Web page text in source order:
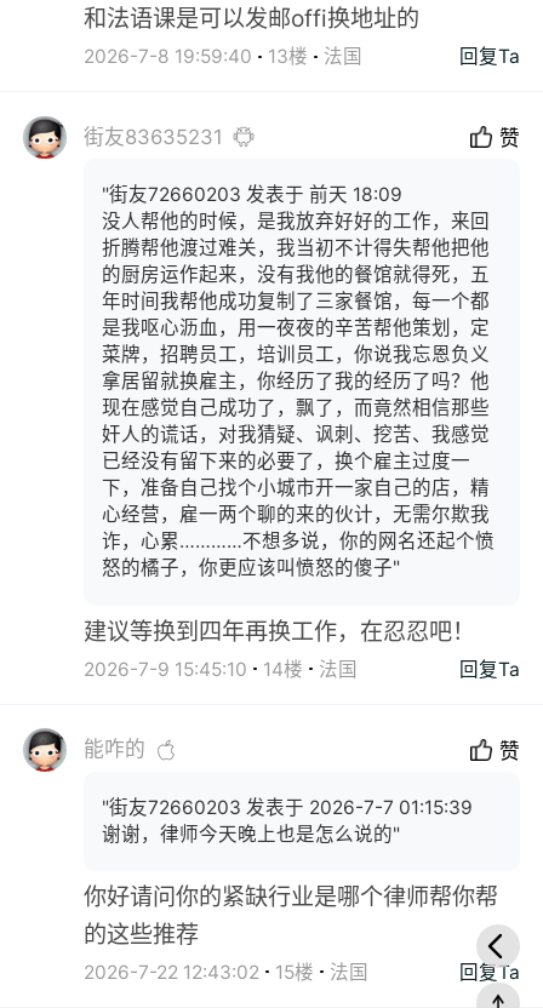
和法语课是可以发邮offi换地址的
2026-7-8 19:59:40 13楼 法国 回复Ta
街友83635231 赞
"街友72660203 发表于 前天 18:09
没人帮他的时候，是我放弃好好的工作，来回
折腾帮他渡过难关，我当初不计得失帮他把他
的厨房运作起来，没有我他的餐馆就得死，五
年时间我帮他成功复制了三家餐馆，每一个都
是我呕心沥血，用一夜夜的辛苦帮他策划，定
菜牌，招聘员工，培训员工，你说我忘恩负义
拿居留就换雇主，你经历了我的经历了吗？他
现在感觉自己成功了，飘了，而竟然相信那些
奸人的谎话，对我猜疑、讽刺、挖苦、我感觉
已经没有留下来的必要了，换个雇主过度一
下，准备自己找个小城市开一家自己的店，精
心经营，雇一两个聊的来的伙计，无需尔欺我
诈，心累…………不想多说，你的网名还起个愤
怒的橘子，你更应该叫愤怒的傻子"
建议等换到四年再换工作，在忍忍吧！
2026-7-9 15:45:10 14楼 法国 回复Ta
能咋的 赞
"街友72660203 发表于 2026-7-7 01:15:39
谢谢，律师今天晚上也是怎么说的"
你好请问你的紧缺行业是哪个律师帮你帮
的这些推荐
2026-7-22 12:43:02 15楼 法国 回复Ta